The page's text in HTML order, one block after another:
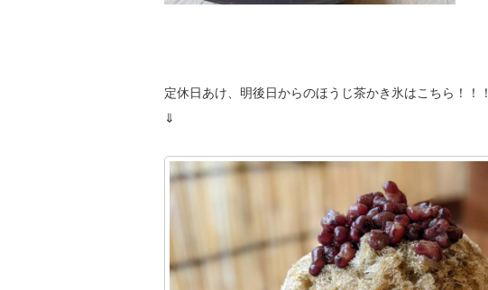
定休日あけ、明後日からのほうじ茶かき氷はこちら！！！
⇓